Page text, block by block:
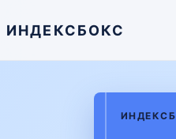
ИНДЕКСБОКС